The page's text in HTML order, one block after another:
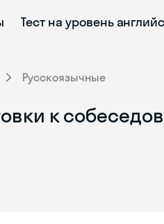
Тест на уровень
Русскоязычные
к